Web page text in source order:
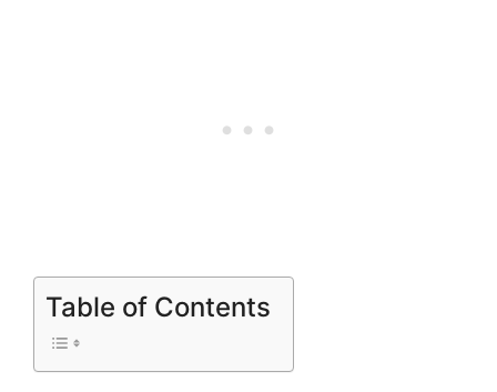
Table of Contents